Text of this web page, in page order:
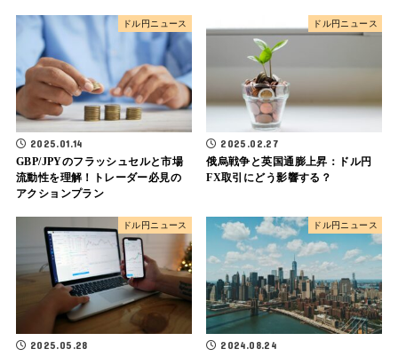
ドル円ニュース
2025.01.14
GBP/JPYのフラッシュセルと市場
流動性を理解！トレーダー必見の
アクションプラン
ドル円ニュース
2025.02.27
俄烏戦争と英国通膨上昇：ドル円
FX取引にどう影響する？
ドル円ニュース
2025.05.28
ドル円ニュース
2024.08.24